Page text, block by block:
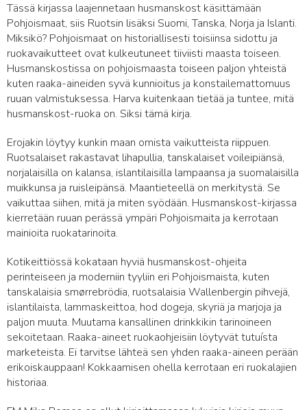
Tässä kirjassa laajennetaan husmanskost käsittämään
Pohjoismaat, siis Ruotsin lisäksi Suomi, Tanska, Norja ja Islanti.
Miksikö? Pohjoismaat on historiallisesti toisiinsa sidottu ja
ruokavaikutteet ovat kulkeutuneet tiiviisti maasta toiseen.
Husmanskostissa on pohjoismaasta toiseen paljon yhteistä
kuten raaka-aineiden syvä kunnioitus ja konstailemattomuus
ruuan valmistuksessa. Harva kuitenkaan tietää ja tuntee, mitä
husmanskost-ruoka on. Siksi tämä kirja.
Erojakin löytyy kunkin maan omista vaikutteista riippuen.
Ruotsalaiset rakastavat lihapullia, tanskalaiset voileipiänsä,
norjalaisilla on kalansa, islantilaisilla lampaansa ja suomalaisilla
muikkunsa ja ruisleipänsä. Maantieteellä on merkitystä. Se
vaikuttaa siihen, mitä ja miten syödään. Husmanskost-kirjassa
kierretään ruuan perässä ympäri Pohjoismaita ja kerrotaan
mainioita ruokatarinoita.
Kotikeittiössä kokataan hyviä husmanskost-ohjeita
perinteiseen ja moderniin tyyliin eri Pohjoismaista, kuten
tanskalaisia smørrebrödia, ruotsalaisia Wallenbergin pihvejä,
islantilaista, lammaskeittoa, hod dogeja, skyriä ja marjoja ja
paljon muuta. Muutama kansallinen drinkkikin tarinoineen
sekoitetaan. Raaka-aineet ruokaohjeisiin löytyvät tutuísta
marketeista. Ei tarvitse lähteä sen yhden raaka-aineen perään
erikoiskauppaan! Kokkaamisen ohella kerrotaan eri ruokalajien
historiaa.